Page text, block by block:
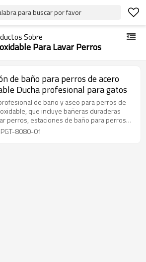
para buscar por favor
Sobre
Para Lavar Perros
de baño para perros de acero
Ducha profesional para gatos
de baño y aseo para perros de
que incluye bañeras duraderas
perros, estaciones de baño para perros
completas de acero inoxidable para
8080-01